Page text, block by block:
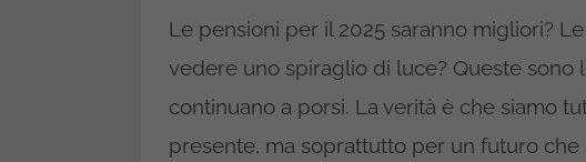
Le pensioni per il 2025 saranno migliori?
vedere uno spiraglio di luce? Queste sono
continuano a porsi. La verità è che siamo
presente, ma soprattutto per un futuro